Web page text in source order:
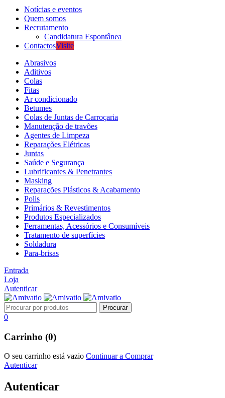
Notícias e eventos
Quem somos
Recrutamento
Candidatura Espontânea
ContactosVisite
Abrasivos
Aditivos
Colas
Fitas
Ar condicionado
Betumes
Colas de Juntas de Carroçaria
Manutenção de travões
Agentes de Limpeza
Reparações Elétricas
Juntas
Saúde e Segurança
Lubrificantes & Penetrantes
Masking
Reparações Plásticos & Acabamento
Polis
Primários & Revestimentos
Produtos Especializados
Ferramentas, Acessórios e Consumíveis
Tratamento de superfícies
Soldadura
Para-brisas
Entrada
Loja
Autenticar
0
Carrinho (0)
O seu carrinho está vazio Continuar a Comprar
Autenticar
Autenticar